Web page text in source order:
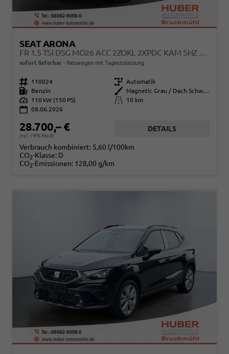
SEAT ARONA
FR 1.5 TSI DSG MO26 ACC 2ZOKL 2XPDC KAM SHZ FULL LINK
sofort lieferbar Neuwagen mit Tageszulassung
Fahrzeugnr. 110024 Getriebe Automatik
Kraftstoff
Benzin Außenfarbe
Magnetic Grau / Dach Schwarz
Leistung
110 kW (150 PS) Kilometerstand
10 km
08.06.2026
28.700,– €
incl. 19% MwSt.
DETAILS
Verbrauch kombiniert: 5,60 l/100km
CO2-Klasse: D
CO2-Emissionen: 128,00 g/km